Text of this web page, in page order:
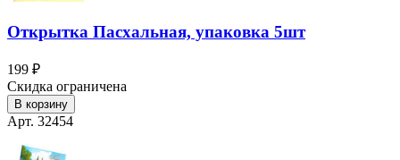
Открытка Пасхальная, упаковка 5шт
199 ₽
Скидка ограничена
В корзину
Арт. 32454